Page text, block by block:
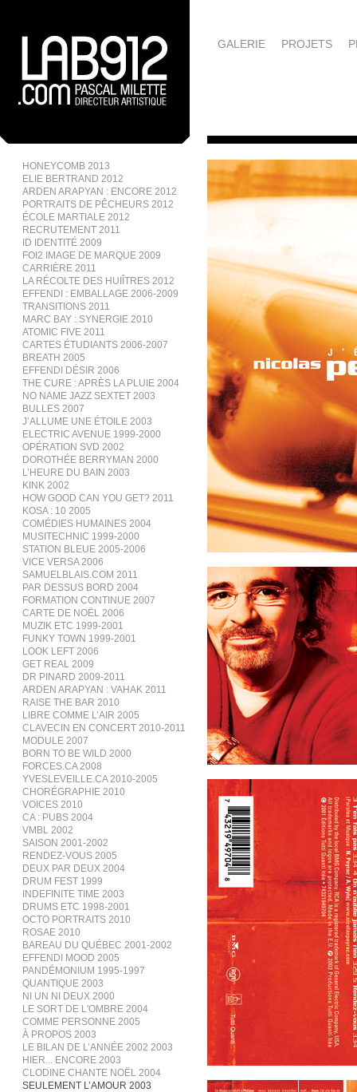
HONEYCOMB 2013
ELIE BERTRAND 2012
ARDEN ARAPYAN : ENCORE 2012
PORTRAITS DE PÊCHEURS 2012
ÉCOLE MARTIALE 2012
RECRUTEMENT 2011
ID IDENTITÉ 2009
FOI2 IMAGE DE MARQUE 2009
CARRIÈRE 2011
LA RÉCOLTE DES HUIÎTRES 2012
EFFENDI : EMBALLAGE 2006-2009
TRANSITIONS 2011
MARC BAY : SYNERGIE 2010
ATOMIC FIVE 2011
CARTES ÉTUDIANTS 2006-2007
BREATH 2005
EFFENDI DÉSIR 2006
THE CURE : APRÈS LA PLUIE 2004
NO NAME JAZZ SEXTET 2003
BULLES 2007
J’ALLUME UNE ÉTOILE 2003
ELECTRIC AVENUE 1999-2000
OPÉRATION SVD 2002
DOROTHÉE BERRYMAN 2000
L’HEURE DU BAIN 2003
KINK 2002
HOW GOOD CAN YOU GET? 2011
KOSA : 10 2005
COMÉDIES HUMAINES 2004
MUSITECHNIC 1999-2000
STATION BLEUE 2005-2006
VICE VERSA 2006
SAMUELBLAIS.COM 2011
PAR DESSUS BORD 2004
FORMATION CONTINUE 2007
CARTE DE NOËL 2006
MUZIK ETC 1999-2001
FUNKY TOWN 1999-2001
LOOK LEFT 2006
GET REAL 2009
DR PINARD 2009-2011
ARDEN ARAPYAN : VAHAK 2011
RAISE THE BAR 2010
LIBRE COMME L’AIR 2005
CLAVECIN EN CONCERT 2010-2011
MODULE 2007
BORN TO BE WILD 2000
FORCES.CA 2008
YVESLEVEILLE.CA 2010-2005
CHORÉGRAPHIE 2010
VOICES 2010
CA : PUBS 2004
VMBL 2002
SAISON 2001-2002
RENDEZ-VOUS 2005
DEUX PAR DEUX 2004
DRUM FEST 1999
INDEFINITE TIME 2003
DRUMS ETC 1998-2001
OCTO PORTRAITS 2010
ROSAE 2010
BAREAU DU QUÉBEC 2001-2002
EFFENDI MOOD 2005
PANDÉMONIUM 1995-1997
QUANTIQUE 2003
NI UN NI DEUX 2000
LE SORT DE L'OMBRE 2004
COMME PERSONNE 2005
À PROPOS 2003
LE BILAN DE L’ANNÉE 2002 2003
HIER... ENCORE 2003
CLODINE CHANTE NOËL 2004
SEULEMENT L’AMOUR 2003
GALERIE PROJETS